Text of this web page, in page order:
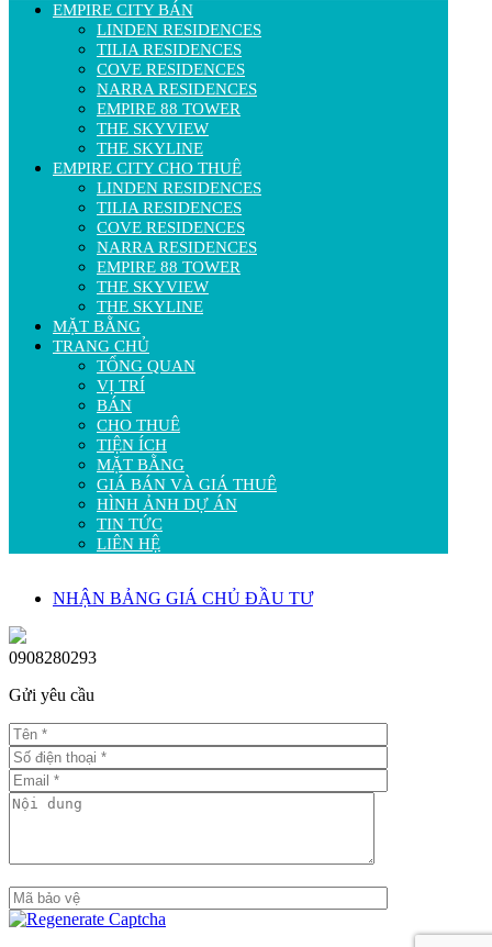
EMPIRE CITY BÁN
LINDEN RESIDENCES
TILIA RESIDENCES
COVE RESIDENCES
NARRA RESIDENCES
EMPIRE 88 TOWER
THE SKYVIEW
THE SKYLINE
EMPIRE CITY CHO THUÊ
LINDEN RESIDENCES
TILIA RESIDENCES
COVE RESIDENCES
NARRA RESIDENCES
EMPIRE 88 TOWER
THE SKYVIEW
THE SKYLINE
MẶT BẰNG
TRANG CHỦ
TỔNG QUAN
VỊ TRÍ
BÁN
CHO THUÊ
TIỆN ÍCH
MẶT BẰNG
GIÁ BÁN VÀ GIÁ THUÊ
HÌNH ẢNH DỰ ÁN
TIN TỨC
LIÊN HỆ
NHẬN BẢNG GIÁ CHỦ ĐẦU TƯ
0908280293
Gửi yêu cầu